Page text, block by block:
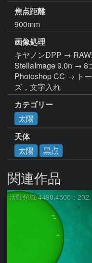
焦点距離
900mm
画像処理
キヤノンDPP →
StellaImage 9.0n → 8
Photoshop CC → ト
ズ，文字入れ
カテゴリー
太陽
天体
太陽
黒点
関連作品
活動領